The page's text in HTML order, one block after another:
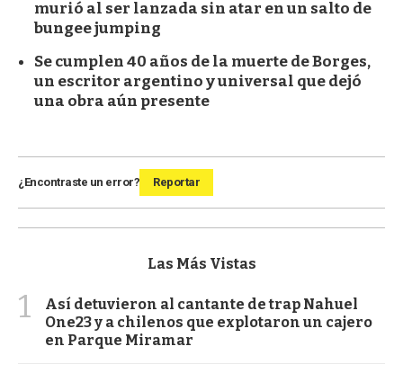
murió al ser lanzada sin atar en un salto de
bungee jumping
Se cumplen 40 años de la muerte de Borges,
un escritor argentino y universal que dejó
una obra aún presente
¿Encontraste un error? Reportar
Las Más Vistas
1
Así detuvieron al cantante de trap Nahuel
One23 y a chilenos que explotaron un cajero
en Parque Miramar